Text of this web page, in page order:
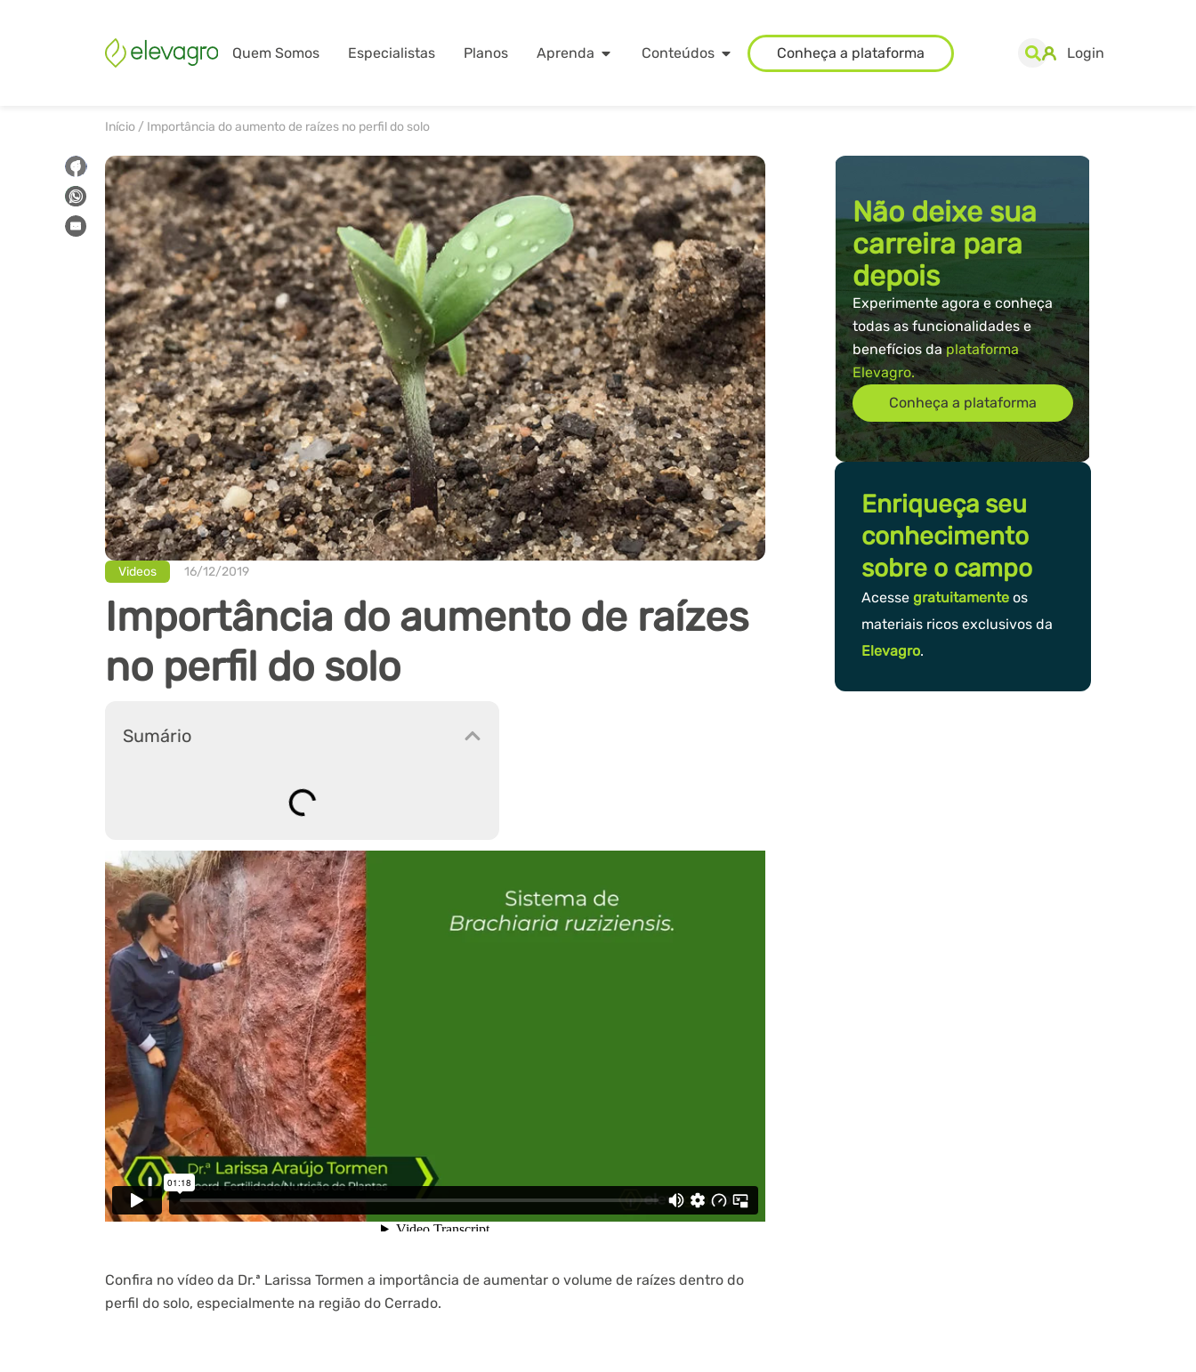
Quem Somos Especialistas Planos Aprenda Conteúdos Conheça a plataforma Login
Início / Importância do aumento de raízes no perfil do solo
Videos 16/12/2019
Importância do aumento de raízes
no perfil do solo
Sumário
Confira no vídeo da Dr.ª Larissa Tormen a importância de aumentar o volume de raízes dentro do
perfil do solo, especialmente na região do Cerrado.
Não deixe sua
carreira para
depois
Experimente agora e conheça
todas as funcionalidades e
benefícios daplataforma
Elevagro.
Conheça a plataforma
Enriqueça seu
conhecimento
sobre o campo
Acesse gratuitamenteos
materiais ricos exclusivos da
Elevagro.